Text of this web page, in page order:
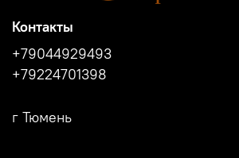
Контакты
+79044929493
+79224701398
г Тюмень